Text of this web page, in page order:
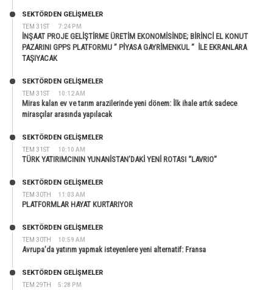
TEM 31ST 7:24 PM
SEKTÖRDEN GELIŞMELER
İNŞAAT PROJE GELİŞTİRME ÜRETİM EKONOMİSİNDE; BİRİNCİ EL KONUT
PAZARINI GPPS PLATFORMU ” PİYASA GAYRİMENKUL ” İLE EKRANLARA
TAŞIYACAK
TEM 31ST 10:12 AM
SEKTÖRDEN GELIŞMELER
Miras kalan ev ve tarım arazilerinde yeni dönem: İlk ihale artık sadece
mirasçılar arasında yapılacak
TEM 31ST 10:10 AM
SEKTÖRDEN GELIŞMELER
TÜRK YATIRIMCININ YUNANİSTAN’DAKİ YENİ ROTASI “LAVRIO”
TEM 30TH 11:03 AM
SEKTÖRDEN GELIŞMELER
PLATFORMLAR HAYAT KURTARIYOR
TEM 30TH 10:59 AM
SEKTÖRDEN GELIŞMELER
Avrupa’da yatırım yapmak isteyenlere yeni alternatif: Fransa
TEM 29TH 5:28 PM
SEKTÖRDEN GELIŞMELER